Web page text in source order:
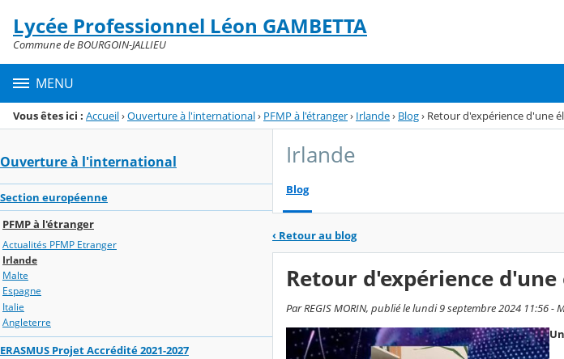
Menu de la rubrique
Contenu
Lycée Professionnel Léon GAMBETTA
Commune de BOURGOIN-JALLIEU
MENU
Vous êtes ici : Accueil›Ouverture à l'international› PFMP à l'étranger› Irlande› Blog› Retour d'expérience d'une
Ouverture à l'international
Section européenne
PFMP à l'étranger
Actualités PFMP Etranger
Irlande
Malte
Espagne
Italie
Angleterre
ERASMUS Projet Accrédité 2021-2027
Irlande
Blog
‹ Retour au blog
Retour d'expérience d'une
Par REGIS MORIN, publié le lundi 9 septembre 2024 11:56